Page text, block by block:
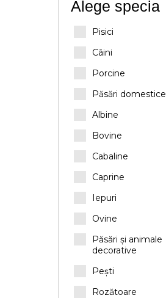
Alege specia
Pisici
Câini
Porcine
Păsări domestice
Albine
Bovine
Cabaline
Caprine
Iepuri
Ovine
Păsări și animale
decorative
Pești
Rozătoare